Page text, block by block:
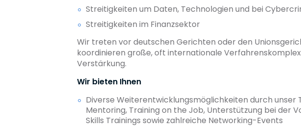
Streitigkeiten um Daten, Technologien und bei
Streitigkeiten im Finanzsektor
Wir treten vor deutschen Gerichten oder den
koordinieren große, oft internationale
Verstärkung.
Wir bieten Ihnen
Diverse Weiterentwicklungsmöglichkeiten durch unser
Mentoring, Training on the Job, Unterstützung bei der
Skills Trainings sowie zahlreiche Networking-Events